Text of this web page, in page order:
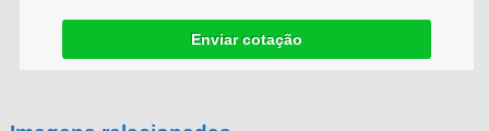
Enviar cotação